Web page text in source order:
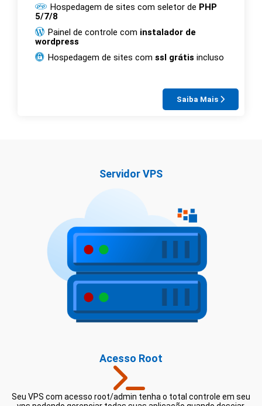
Hospedagem de sites com seletor de PHP
5/7/8
Painel de controle com instalador de
wordpress
Hospedagem de sites comssl grátis incluso
Saiba Mais
Servidor VPS
Acesso Root
Seu VPS com acesso root/admin tenha o total controle em seu